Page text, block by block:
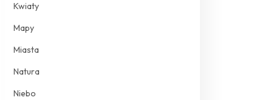
Kwiaty
Mapy
Miasta
Natura
Niebo